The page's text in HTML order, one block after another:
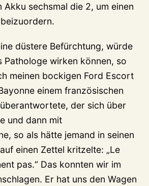
Akku sechsmal die 2, um einen
düstere Befürchtung, würde
Pathologe wirken können, so
meinen bockigen Ford Escort
einem französischen
der sich über
und dann mit
so als hätte jemand in seinen
einen Zettel kritzelte: „Le
pas.“ Das konnten wir im
Er hat uns den Wagen